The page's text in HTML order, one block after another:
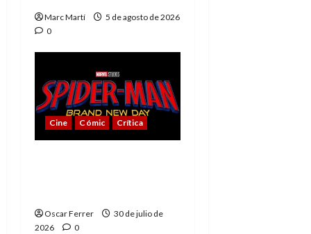
Marc Martí
5 de agosto de 2026
0
Cine Cómic Crítica
Oscar Ferrer
30 de julio de
2026
0